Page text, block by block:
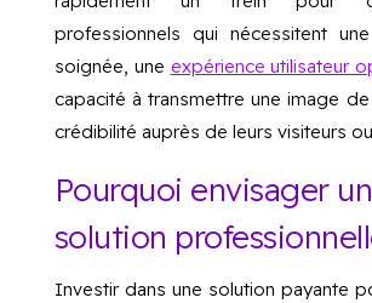
professionnels qui nécessitent
soignée, une expérience utilisateur
capacité à transmettre une image
crédibilité auprès de leurs visiteurs
Pourquoi envisager
solution
Investir dans une solution payante